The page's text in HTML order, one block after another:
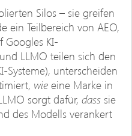
Silos – sie greifen
ein Teilbereich von AEO,
Googles KI-
LLMO teilen sich den
Systeme), unterscheiden
wie eine Marke in
sorgt dafür, dass sie
des Modells verankert